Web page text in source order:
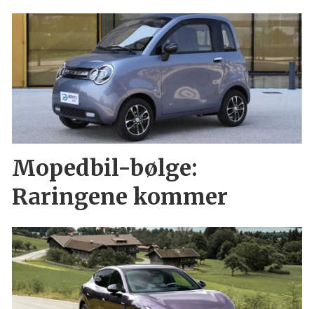
Mopedbil-bølge:
Raringene kommer